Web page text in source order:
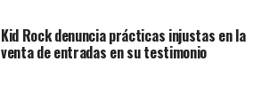
Kid Rock denuncia prácticas injustas en la
venta de entradas en su testimonio